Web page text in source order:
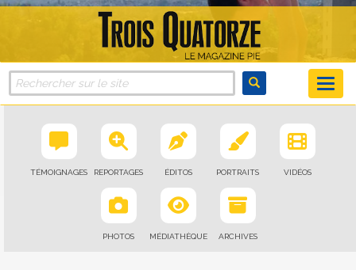
TÉMOIGNAGES REPORTAGES ÉDITOS PORTRAITS VIDÉOS
PHOTOS MÉDIATHÈQUE ARCHIVES